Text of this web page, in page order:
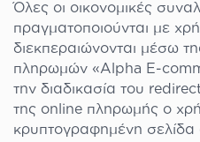
Όλες οι οικονομικές
πραγματοποιούνται με
διεκπεραιώνονται μέσω
πληρωμών «Alpha E-
την διαδικασία του
της online πληρωμής ο
κρυπτογραφημένη